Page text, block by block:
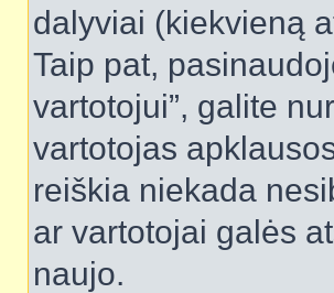
dalyviai (kiekvieną
Taip pat,
vartotojui”, galite
vartotojas
reiškia niekada
ar vartotojai galės
naujo.